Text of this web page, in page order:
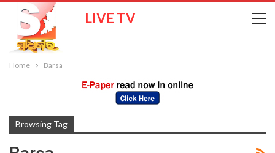
LIVE TV
Home Barsa
Browsing Tag